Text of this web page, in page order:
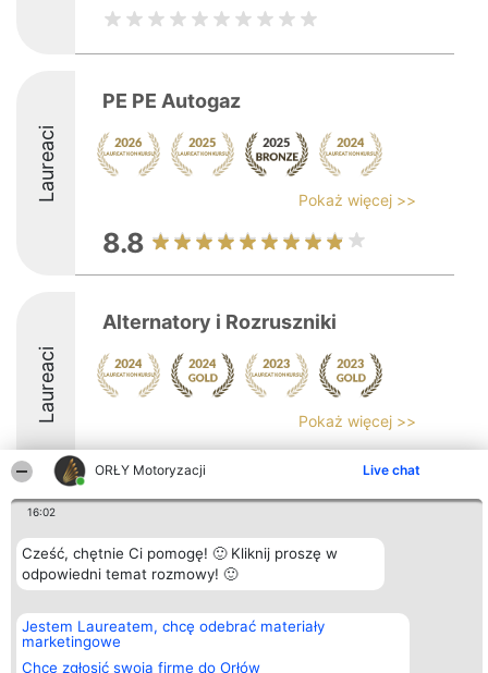
ORŁY Motoryzacji Live chat
16:02
Cześć, chętnie Ci pomogę! 🙂 Kliknij proszę w
odpowiedni temat rozmowy! 🙂
Jestem Laureatem, chcę odebrać materiały
marketingowe
Chcę zgłosić swoją firmę do Orłów
Laureaci
PE PE Autogaz
Pokaż więcej >>
8.8
Laureaci
Alternatory i Rozruszniki
Pokaż więcej >>
Organizator plebiscytu
Bright Side Solutions sp. z o.
o. sp. k.
ul. Ruska 22
KRS 0000749100 | Regon
381313360 | NIP 8943132676
+48 508 492 400
Plebiscyt
Laureaci
Lista
wszystkich
Zasady
Regulamin
Prywatności
Kontakt
Kontakt